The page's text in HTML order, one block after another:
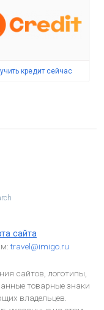
кредит сейчас
сайта
travel@imigo.ru
сайтов, логотипы,
товарные знаки
владельцев.